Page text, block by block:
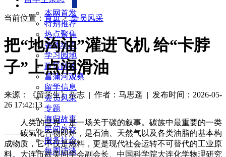
本网首发
特别推荐
热点聚焦
各地动态
学习园地
政策解读
菖蒲河观察
留学信息
会员风采
专题
海归故事
民间外交
服务社会
每周访谈
当前位置： 首页>会员风采
把“地沟油”灌进飞机 给“卡脖
子”上点润滑油
来源：《留学生》杂志 | 作者：马思遥 | 发布时间：2026-05-
26 17:42:13
人类的世界，是一场关于碳的叙事。碳族中最重要的一类
——碳氢化合物即烃，是石油、天然气以及各类油脂的基本构
成物质，它不仅是燃料，更是现代社会运转不可替代的工业原
料。大连市欧美同学会副会长、中国科学院大连化学物理研究